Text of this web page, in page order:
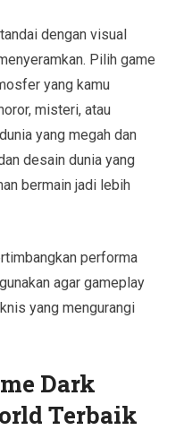
dengan visual
Pilih game
yang kamu
misteri, atau
yang megah dan
desain dunia yang
bermain jadi lebih
performa
agar gameplay
yang mengurangi
Dark
Terbaik